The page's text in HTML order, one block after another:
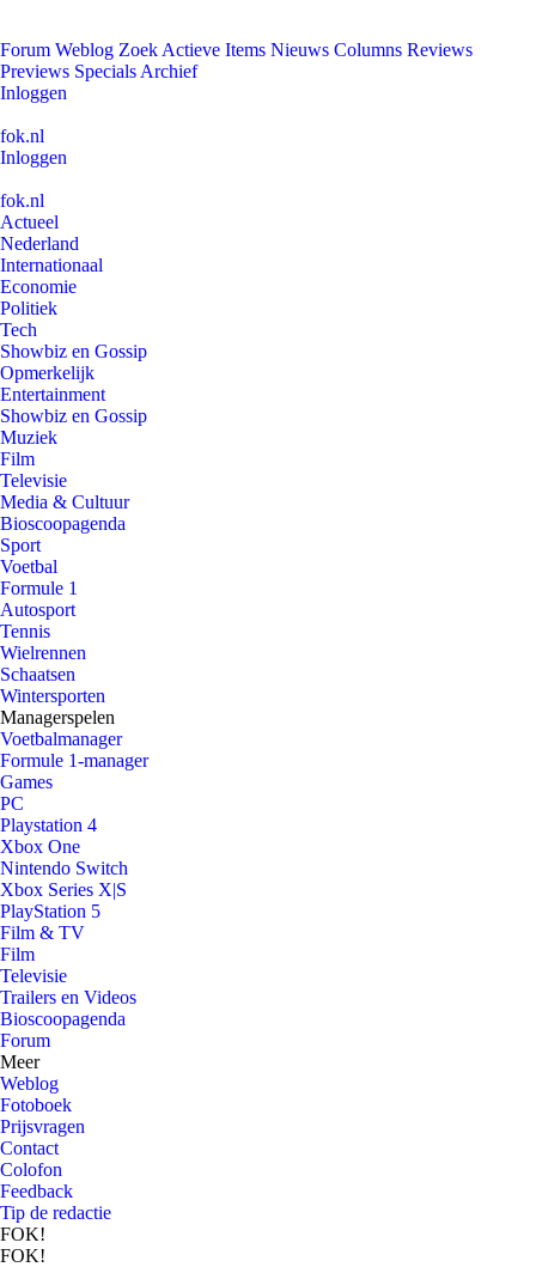
Forum Weblog Zoek Actieve Items Nieuws Columns Reviews
Previews Specials Archief
Inloggen
fok.nl
Inloggen
fok.nl
Actueel
Nederland
Internationaal
Economie
Politiek
Tech
Showbiz en Gossip
Opmerkelijk
Entertainment
Showbiz en Gossip
Muziek
Film
Televisie
Media & Cultuur
Bioscoopagenda
Sport
Voetbal
Formule 1
Autosport
Tennis
Wielrennen
Schaatsen
Wintersporten
Managerspelen
Voetbalmanager
Formule 1-manager
Games
PC
Playstation 4
Xbox One
Nintendo Switch
Xbox Series X|S
PlayStation 5
Film & TV
Film
Televisie
Trailers en Videos
Bioscoopagenda
Forum
Meer
Weblog
Fotoboek
Prijsvragen
Contact
Colofon
Feedback
Tip de redactie
FOK!
FOK!